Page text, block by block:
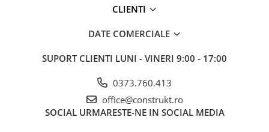
UPS-uri si stabilizatoare de
Ventile electromagnetice
CLIENTI
DATE COMERCIALE
SUPORT CLIENTI LUNI - VINERI 9:00 - 17:00
0373.760.413
office@construkt.ro
SOCIAL URMARESTE-NE IN SOCIAL MEDIA